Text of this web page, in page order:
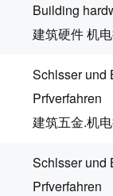
Building
建筑硬件 机
Schlsser und
Prfverfahren
建筑五金.机
Schlsser und
Prfverfahren